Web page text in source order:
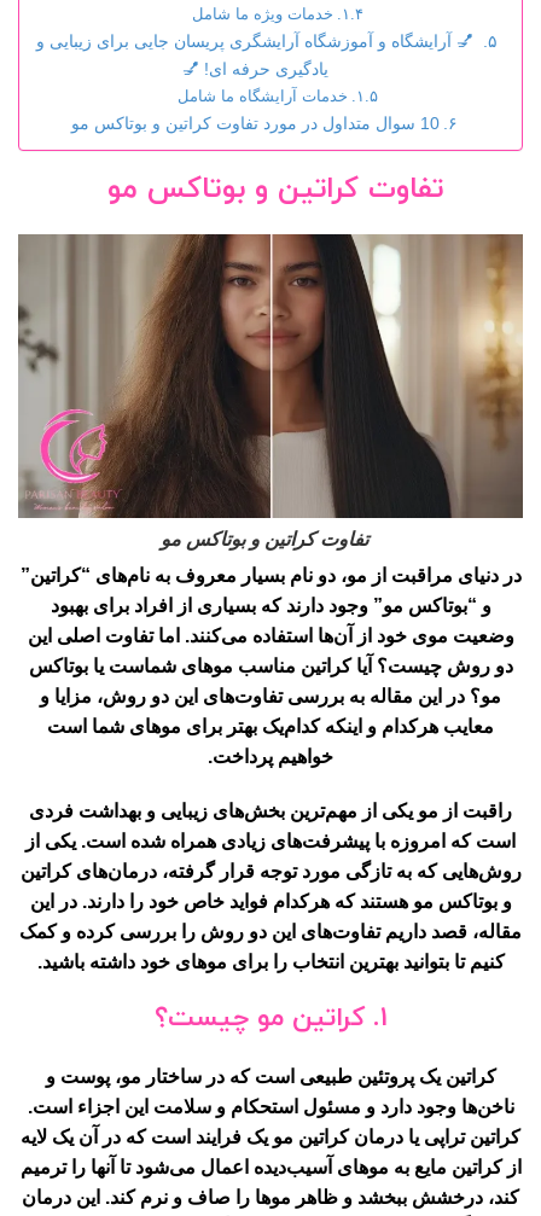
خدمات ویژه ما شامل
💅 آرایشگاه و آموزشگاه آرایشگری پریسان جایی برای زیبایی و
یادگیری حرفه ای! 💅
خدمات آرایشگاه ما شامل
10 سوال متداول در مورد تفاوت کراتین و بوتاکس مو
تفاوت کراتین و بوتاکس مو
تفاوت کراتین و بوتاکس مو
در دنیای مراقبت از مو، دو نام بسیار معروف به نام‌های “کراتین”
و “بوتاکس مو” وجود دارند که بسیاری از افراد برای بهبود
وضعیت موی خود از آن‌ها استفاده می‌کنند. اما تفاوت اصلی این
دو روش چیست؟ آیا کراتین مناسب موهای شماست یا بوتاکس
مو؟ در این مقاله به بررسی تفاوت‌های این دو روش، مزایا و
معایب هرکدام و اینکه کدام‌یک بهتر برای موهای شما است
خواهیم پرداخت.
راقبت از مو یکی از مهم‌ترین بخش‌های زیبایی و بهداشت فردی
است که امروزه با پیشرفت‌های زیادی همراه شده است. یکی از
روش‌هایی که به تازگی مورد توجه قرار گرفته، درمان‌های کراتین
و بوتاکس مو هستند که هرکدام فواید خاص خود را دارند. در این
مقاله، قصد داریم تفاوت‌های این دو روش را بررسی کرده و کمک
کنیم تا بتوانید بهترین انتخاب را برای موهای خود داشته باشید.
1. کراتین مو چیست؟
کراتین یک پروتئین طبیعی است که در ساختار مو، پوست و
ناخن‌ها وجود دارد و مسئول استحکام و سلامت این اجزاء است.
کراتین تراپی یا درمان کراتین مو یک فرایند است که در آن یک لایه
از کراتین مایع به موهای آسیب‌دیده اعمال می‌شود تا آنها را ترمیم
کند، درخشش ببخشد و ظاهر موها را صاف و نرم کند. این درمان